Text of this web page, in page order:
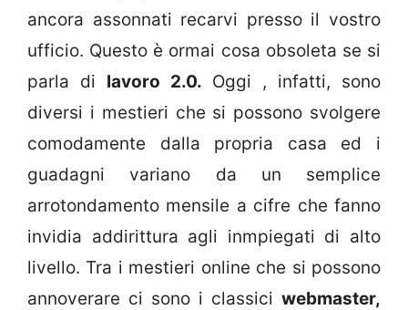
ancora assonnati recarvi presso il vostro
ufficio. Questo è ormai cosa obsoleta se si
parla di lavoro 2.0. Oggi , infatti, sono
diversi i mestieri che si possono svolgere
comodamente dalla propria casa ed i
guadagni variano da un semplice
arrotondamento mensile a cifre che fanno
invidia addirittura agli inmpiegati di alto
livello. Tra i mestieri online che si possono
annoverare ci sono i classici webmaster,